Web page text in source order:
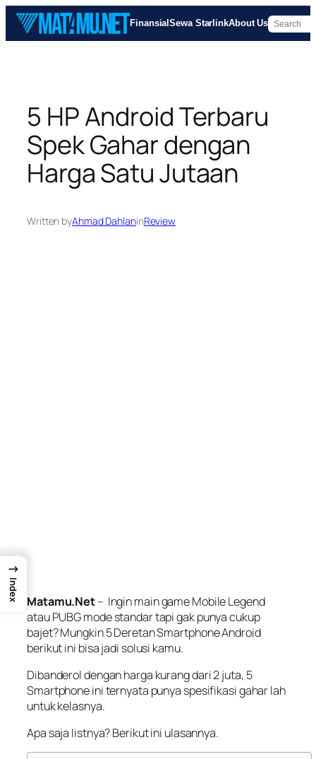
Skip
content
FinansialSewa StarlinkAbout Us
5 HP Android Terbaru
Spek Gahar dengan
Harga Satu Jutaan
Written byAhmad DahlaninReview
Matamu.Net– Ingin main game Mobile Legend
atau PUBG mode standar tapi gak punya cukup
bajet? Mungkin 5 Deretan Smartphone Android
berikut ini bisa jadi solusi kamu.
Dibanderol dengan harga kurang dari 2 juta, 5
Smartphone ini ternyata punya spesifikasi gahar lah
untuk kelasnya.
Apa saja listnya? Berikut ini ulasannya.
→
Index